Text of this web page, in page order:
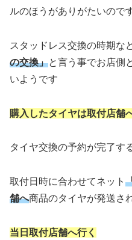
ルのほうがありがたいので
スタッドレス交換の時期な
の交換」と言う事でお店側
いようです
購入したタイヤは取付店舗
タイヤ交換の予約が完了す
取付日時に合わせてネット
舗へ商品のタイヤが発送さ
当日取付店舗へ行く